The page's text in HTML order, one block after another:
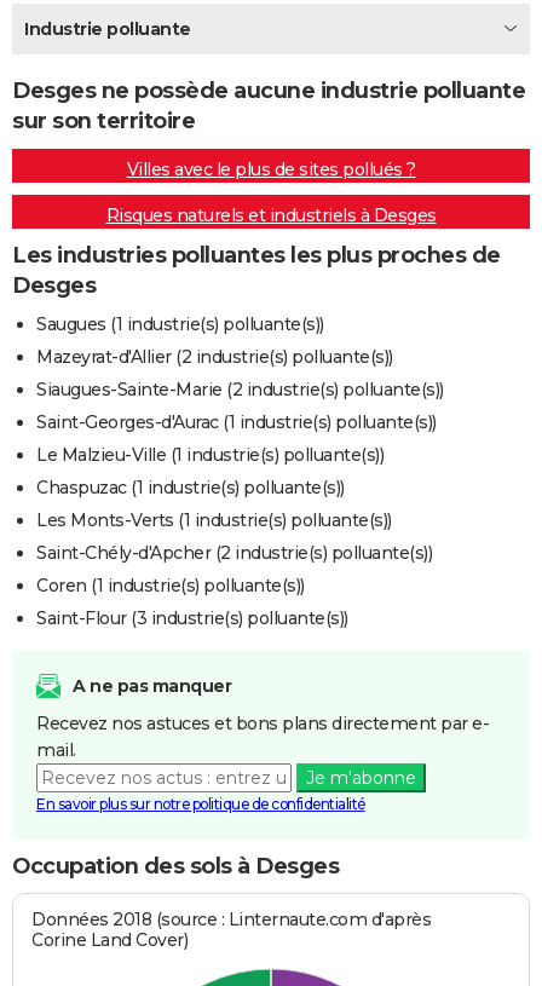
Destinations
City break
Voyage nature
Voyage de noces
Forum
Climat
+PHOTO
GUIDES D'ACHAT
BONS PLANS
CARTE DE VOEUX
Carte de Noël
Carte Bonne année
Carte Saint-Valentin
Carte Pâques
Carte d'anniversaire
DICTIONNAIRE
Dictionnaire
Biographies
Citations
Expressions
Proverbes
PROGRAMME TV
COPAINS D'AVANT
S'inscrire
Se connecter
Lycées
Collèges
Primaires
Universités
Entreprises
Service militaire
Avis de recherche
AVIS DE DÉCÈS
FORUM
Bricolage
Lifestyle
Culture
Sport
Auto
Television
Voyage
Cinema
Industrie polluante
Desges ne possède aucune industrie polluante
sur son territoire
Villes avec le plus de sites pollués ?
Risques naturels et industriels à Desges
Les industries polluantes les plus proches de
Desges
Saugues (1 industrie(s) polluante(s))
Mazeyrat-d'Allier (2 industrie(s) polluante(s))
Siaugues-Sainte-Marie (2 industrie(s) polluante(s))
Saint-Georges-d'Aurac (1 industrie(s) polluante(s))
Le Malzieu-Ville (1 industrie(s) polluante(s))
Chaspuzac (1 industrie(s) polluante(s))
Les Monts-Verts (1 industrie(s) polluante(s))
Saint-Chély-d'Apcher (2 industrie(s) polluante(s))
Coren (1 industrie(s) polluante(s))
Saint-Flour (3 industrie(s) polluante(s))
A ne pas manquer
Recevez nos astuces et bons plans directement par e-
mail.
Je m'abonne
En savoir plus sur notre politique de confidentialité
Occupation des sols à Desges
Données 2018 (source : Linternaute.com d'après
Corine Land Cover)